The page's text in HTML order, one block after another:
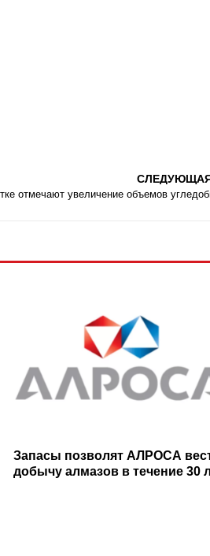
отмечают увеличение объемов
Запасы позволят АЛРОСА
добычу алмазов в течение 30